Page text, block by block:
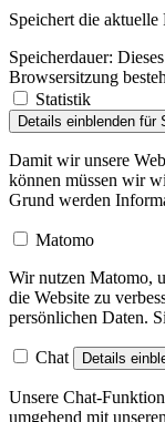
Speichert die aktuelle
Speicherdauer:
Browsersitzung
Statistik
Details einblenden für
Damit wir unsere
können müssen wir
Grund werden
Matomo
Wir nutzen Matomo,
die Website zu
persönlichen Daten.
Chat Details
Unsere Chat-
umgehend mit